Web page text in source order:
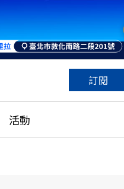
訂閱
活動
特色頻道